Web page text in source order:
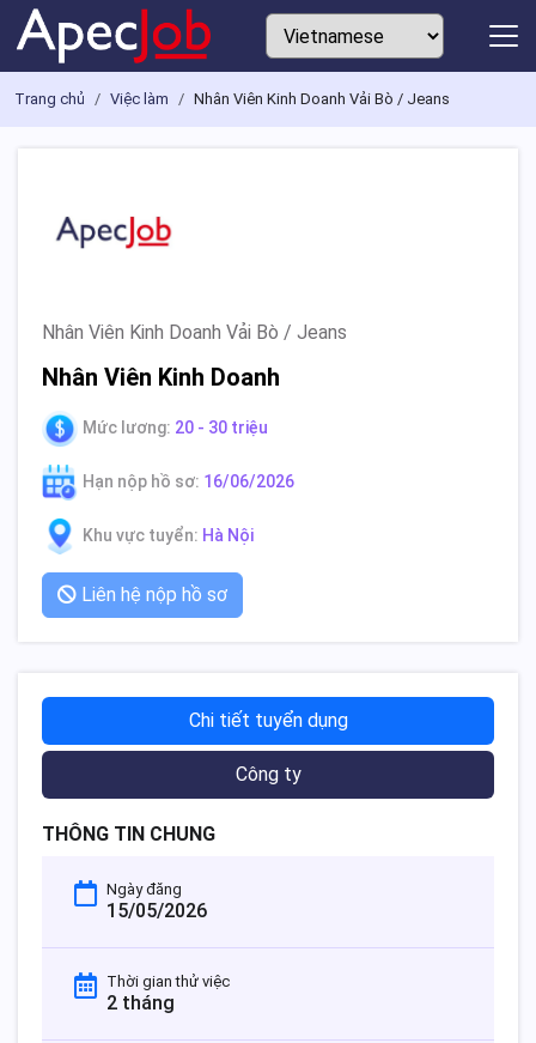
Trang chủ Việc làm Nhân Viên Kinh Doanh Vải Bò / Jeans
Nhân Viên Kinh Doanh Vải Bò / Jeans
Nhân Viên Kinh Doanh
Mức lương: 20 - 30 triệu
Hạn nộp hồ sơ: 16/06/2026
Khu vực tuyển: Hà Nội
Liên hệ nộp hồ sơ
Chi tiết tuyển dụng
Công ty
THÔNG TIN CHUNG
Ngày đăng
15/05/2026
Thời gian thử việc
2 tháng